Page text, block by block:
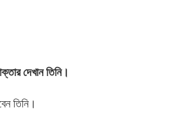
দেখান তিনি।
তিনি।